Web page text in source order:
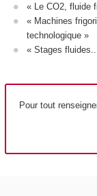
« Le CO2, fluide
« Machines
technologique »
« Stages
Pour tout